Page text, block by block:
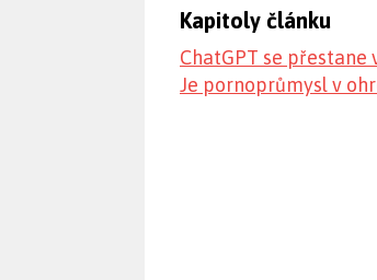
Kapitoly článku
ChatGPT se
Je pornoprůmysl v